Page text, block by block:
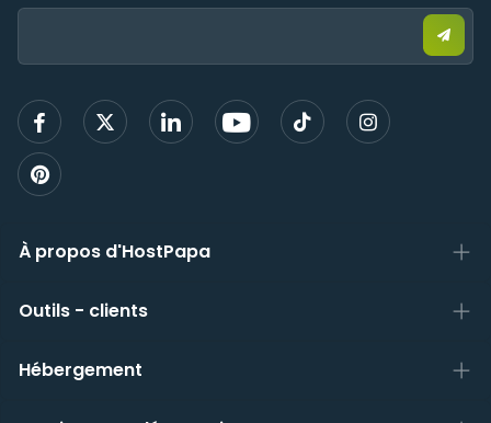
Email:
un
mail
À propos d'HostPapa
Outils - clients
Hébergement